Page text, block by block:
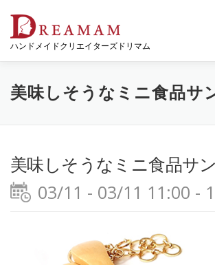
ツ
ハンドメイドクリエイターズドリマム
美味しそうなミニ食品サ
美味しそうなミニ食品サ
03/11 - 03/11 11:00 -